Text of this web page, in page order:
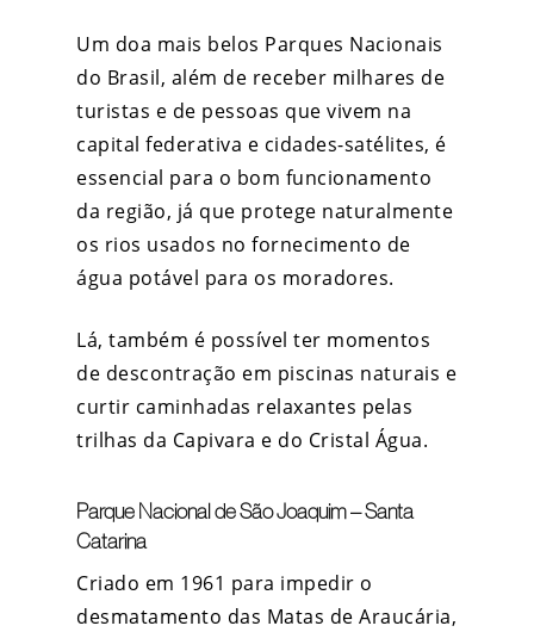
Um doa mais belos Parques Nacionais
do Brasil, além de receber milhares de
turistas e de pessoas que vivem na
capital federativa e cidades-satélites, é
essencial para o bom funcionamento
da região, já que protege naturalmente
os rios usados no fornecimento de
água potável para os moradores.
Lá, também é possível ter momentos
de descontração em piscinas naturais e
curtir caminhadas relaxantes pelas
trilhas da Capivara e do Cristal Água.
Parque Nacional de São Joaquim – Santa
Catarina
Criado em 1961 para impedir o
desmatamento das Matas de Araucária,